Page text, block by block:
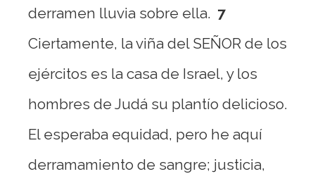
derramen lluvia sobre ella. 7
Ciertamente, la viña del SEÑOR de los
ejércitos es la casa de Israel, y los
hombres de Judá su plantío delicioso.
El esperaba equidad, pero he aquí
derramamiento de sangre; justicia,